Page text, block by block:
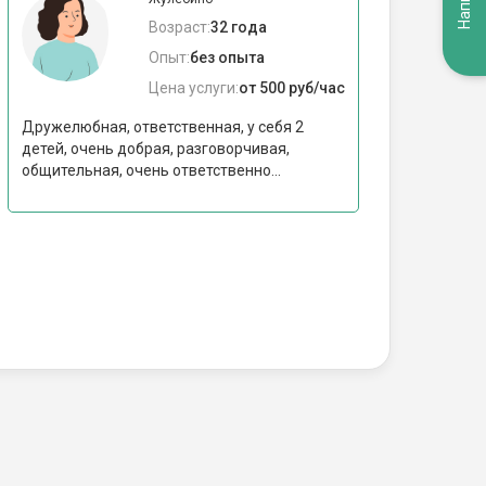
Возраст:32 года
Опыт:без опыта
Цена услуги:от 500 руб/час
Дружелюбная, ответственная, у себя 2
детей, очень добрая, разговорчивая,
общительная, очень ответственно...